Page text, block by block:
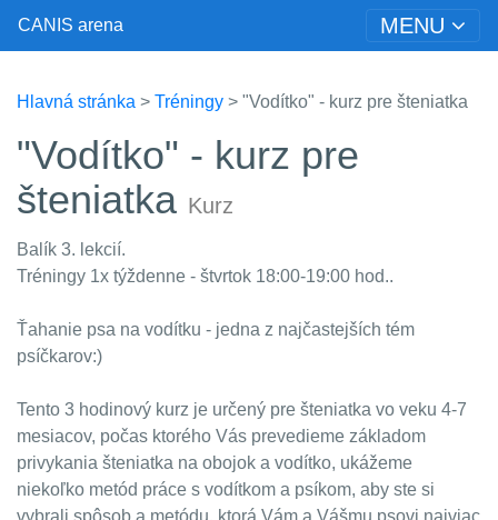
CANIS arena MENU
Hlavná stránka > Tréningy > "Vodítko" - kurz pre šteniatka
"Vodítko" - kurz pre
šteniatka Kurz
Balík 3. lekcií.
Tréningy 1x týždenne - štvrtok 18:00-19:00 hod..
Ťahanie psa na vodítku - jedna z najčastejších tém
psíčkarov:)
Tento 3 hodinový kurz je určený pre šteniatka vo veku 4-7
mesiacov, počas ktorého Vás prevedieme základom
privykania šteniatka na obojok a vodítko, ukážeme
niekoľko metód práce s vodítkom a psíkom, aby ste si
vybrali spôsob a metódu, ktorá Vám a Vášmu psovi najviac